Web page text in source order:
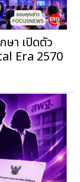
า เปิดตัว
Era 2570